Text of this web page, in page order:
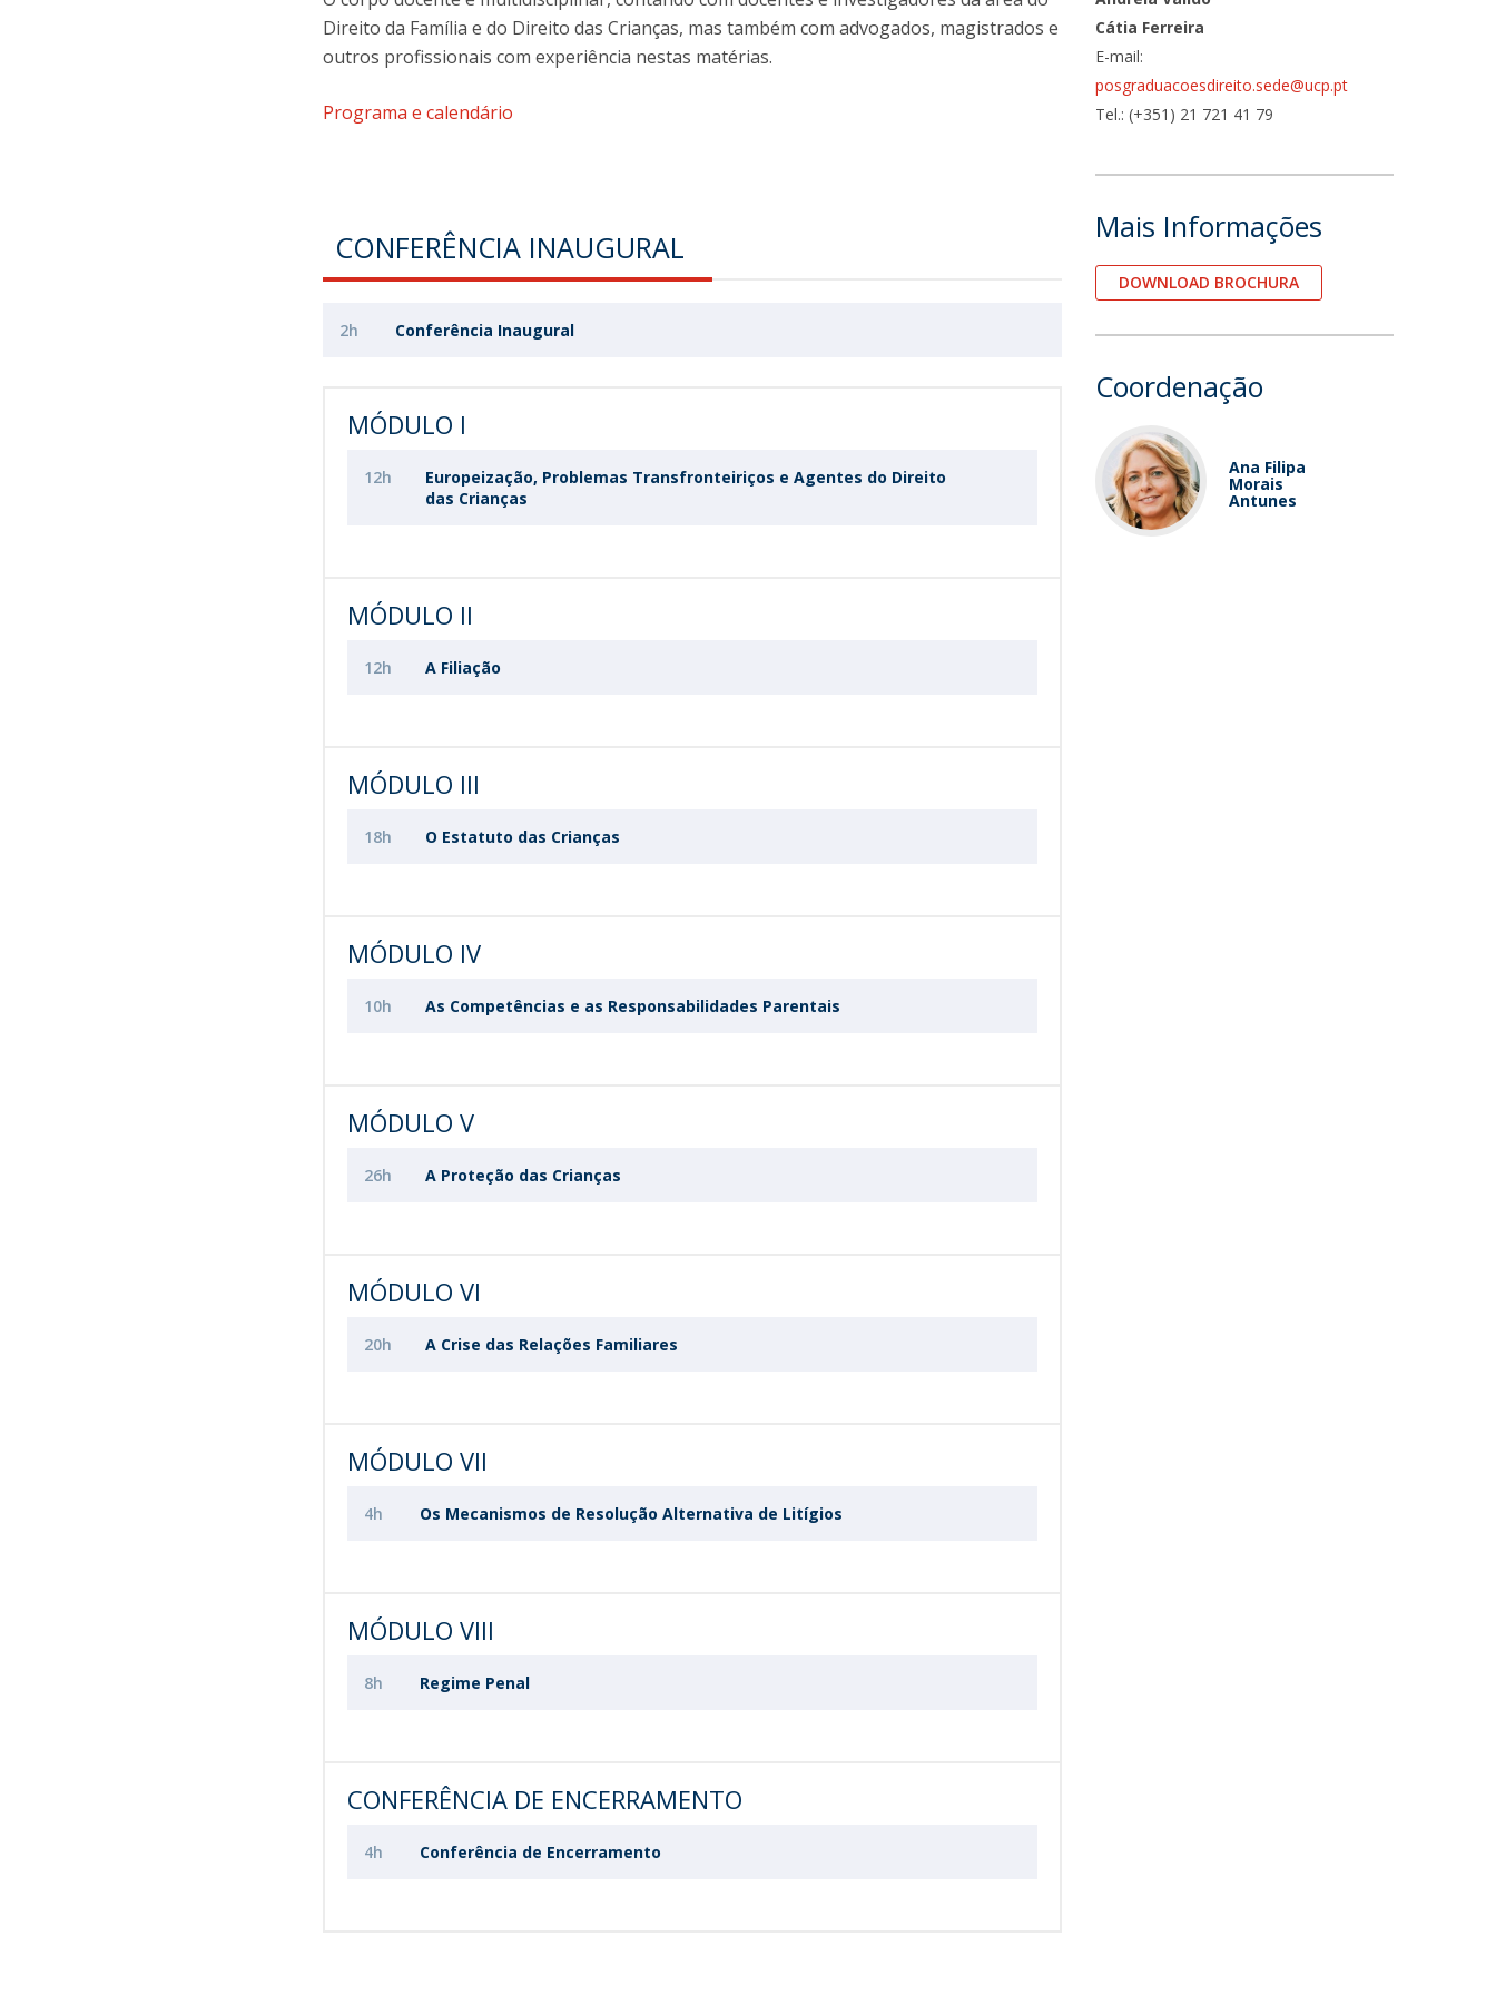
Mestrado em Direito | Forense
Master of Transnational Law
Direito da Família e do Direito das Crianças, mas também com advogados, magistrados e
outros profissionais com experiência nestas matérias.
Programa e calendário
CONFERÊNCIA INAUGURAL
2h Conferência Inaugural
MÓDULO I
12h
Europeização, Problemas Transfronteiriços e Agentes do Direito
das Crianças
MÓDULO II
12h A Filiação
MÓDULO III
18h O Estatuto das Crianças
MÓDULO IV
10h As Competências e as Responsabilidades Parentais
MÓDULO V
26h A Proteção das Crianças
MÓDULO VI
20h A Crise das Relações Familiares
MÓDULO VII
4h Os Mecanismos de Resolução Alternativa de Litígios
MÓDULO VIII
8h Regime Penal
CONFERÊNCIA DE ENCERRAMENTO
4h Conferência de Encerramento
Cátia Ferreira
E-mail:
posgraduacoesdireito.sede@ucp.pt
Tel.: (+351) 21 721 41 79
Mais Informações
DOWNLOAD BROCHURA
Coordenação
Ana Filipa
Morais
Antunes